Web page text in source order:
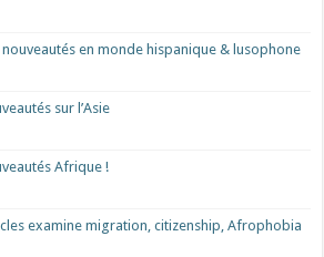
nouveautés en monde hispanique & lusophone
sur l’Asie
Afrique !​
examine migration, citizenship, Afrophobia